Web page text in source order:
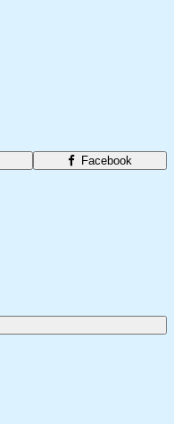
Facebook